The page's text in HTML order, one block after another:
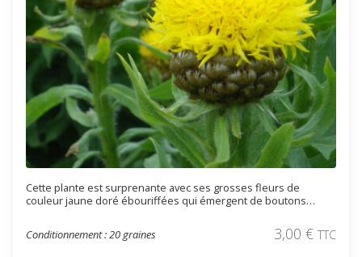
Cette plante est surprenante avec ses grosses fleurs de
couleur jaune doré ébouriffées qui émergent de boutons
Conditionnement : 20 graines 3,00 € TTC